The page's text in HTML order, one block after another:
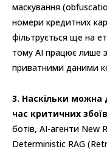
маскування
номери кредитних
фільтрується ще на
тому AI працює лише
приватними даними
3. Наскільки можна
час критичних
ботів, AI-агенти
Deterministic RAG